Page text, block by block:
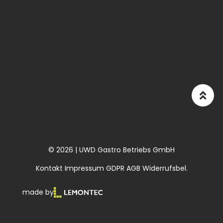
© 2026 | UWD Gastro Betriebs GmbH
Kontakt Impressum GDPR AGB Widerrufsbel.
made by